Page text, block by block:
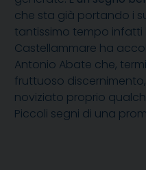
che sta già portando i
tantissimo tempo
Castellammare ha
Antonio Abate che,
fruttuoso
noviziato proprio
Piccoli segni di una